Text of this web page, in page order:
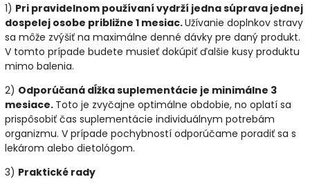
1) Pri pravidelnom používaní vydrží jedna súprava jednej
dospelej osobe približne 1 mesiac.Užívanie doplnkov stravy
sa môže zvýšiť na maximálne denné dávky pre daný produkt.
V tomto prípade budete musieť dokúpiť ďalšie kusy produktu
mimo balenia.
2) Odporúčaná dĺžka suplementácie je minimálne 3
mesiace. Toto je zvyčajne optimálne obdobie, no oplatí sa
prispôsobiť čas suplementácie individuálnym potrebám
organizmu. V prípade pochybností odporúčame poradiť sa s
lekárom alebo dietológom.
3) Praktické rady